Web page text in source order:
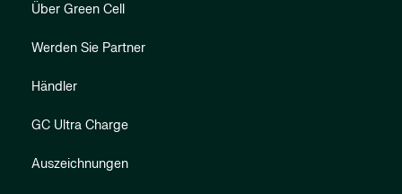
Über Green Cell
Werden Sie Partner
Händler
GC Ultra Charge
Auszeichnungen